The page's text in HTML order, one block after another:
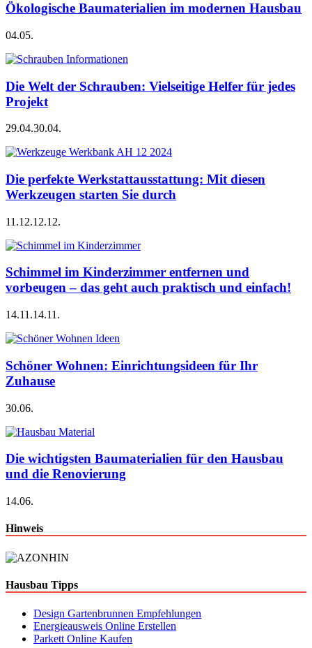
Ökologische Baumaterialien im modernen Hausbau
04.05.
Die Welt der Schrauben: Vielseitige Helfer für jedes
Projekt
29.04.30.04.
Die perfekte Werkstattausstattung: Mit diesen
Werkzeugen starten Sie durch
11.12.12.12.
Schimmel im Kinderzimmer entfernen und
vorbeugen – das geht auch praktisch und einfach!
14.11.14.11.
Schöner Wohnen: Einrichtungsideen für Ihr
Zuhause
30.06.
Die wichtigsten Baumaterialien für den Hausbau
und die Renovierung
14.06.
Hinweis
Hausbau Tipps
Design Gartenbrunnen Empfehlungen
Energieausweis Online Erstellen
Parkett Online Kaufen